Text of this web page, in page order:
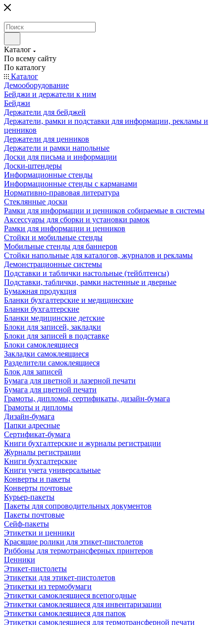
Каталог
По всему сайту
По каталогу
Каталог
Демооборудование
Бейджи и держатели к ним
Бейджи
Держатели для бейджей
Держатели, рамки и подставки для информации, рекламы и
ценников
Держатели для ценников
Держатели и рамки напольные
Доски для письма и информации
Доски-штендеры
Информационные стенды
Информационные стенды с карманами
Нормативно-правовая литература
Стеклянные доски
Рамки для информации и ценников собираемые в системы
Аксессуары для сборки и установки рамок
Рамки для информации и ценников
Стойки и мобильные стенды
Мобильные стенды для баннеров
Стойки напольные для каталогов, журналов и рекламы
Демонстрационные системы
Подставки и таблички настольные (тейблтенсы)
Подставки, таблички, рамки настенные и дверные
Бумажная продукция
Бланки бухгалтерские и медицинские
Бланки бухгалтерские
Бланки медицинские детские
Блоки для записей, закладки
Блоки для записей в подставке
Блоки самоклеящиеся
Закладки самоклеящиеся
Разделители самоклеящиеся
Блок для записей
Бумага для цветной и лазерной печати
Бумага для цветной печати
Грамоты, дипломы, сертификаты, дизайн-бумага
Грамоты и дипломы
Дизайн-бумага
Папки адресные
Сертификат-бумага
Книги бухгалтерские и журналы регистрации
Журналы регистрации
Книги бухгалтерские
Книги учета универсальные
Конверты и пакеты
Конверты почтовые
Курьер-пакеты
Пакеты для сопроводительных документов
Пакеты почтовые
Сейф-пакеты
Этикетки и ценники
Красящие ролики для этикет-пистолетов
Риббоны для термотрансферных принтеров
Ценники
Этикет-пистолеты
Этикетки для этикет-пистолетов
Этикетки из термобумаги
Этикетки самоклеящиеся всепогодные
Этикетки самоклеящиеся для инвентаризации
Этикетки самоклеящиеся для папок
Этикетки самоклеящиеся для термотрансферной печати